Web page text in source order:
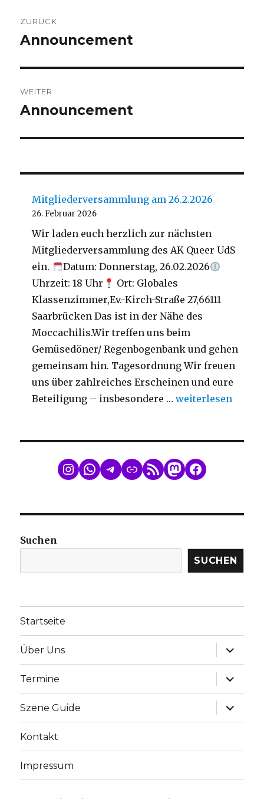
ZURÜCK
Vorheriger
Announcement
WEITER
Nächster
Announcement
Mitgliederversammlung am 26.2.2026
26. Februar 2026
Wir laden euch herzlich zur nächsten
Mitgliederversammlung des AK Queer UdS
ein.
Datum: Donnerstag, 26.02.2026
Uhrzeit: 18 Uhr
Ort: Globales
Klassenzimmer,Ev.-Kirch-Straße 27,66111
Saarbrücken Das ist in der Nähe des
Moccachilis.Wir treffen uns beim
Gemüsedöner/ Regenbogenbank und gehen
gemeinsam hin. Tagesordnung Wir freuen
uns über zahlreiches Erscheinen und eure
Beteiligung – insbesondere …weiterlesen
WhatsApp
Telegram
LinkRSS FeedMastodon
Facebook
Suchen
SUCHEN
Startseite
Über Uns
Termine
Szene Guide
Kontakt
Impressum